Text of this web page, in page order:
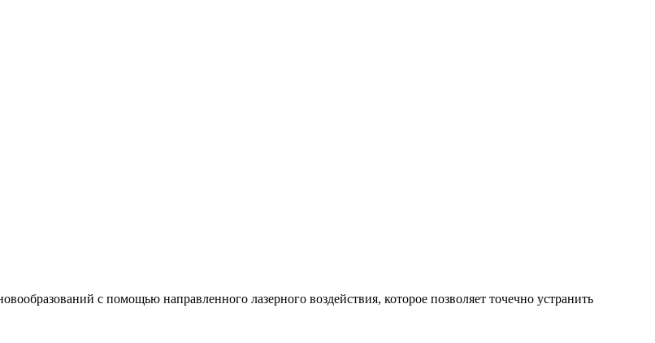
с помощью направленного лазерного воздействия, которое позволяет точечно устранить